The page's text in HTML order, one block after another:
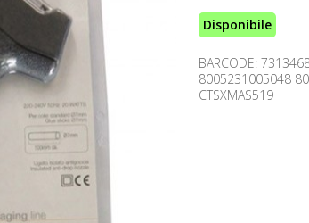
Disponibile
BARCODE:
8005231005048
CTSXMAS519